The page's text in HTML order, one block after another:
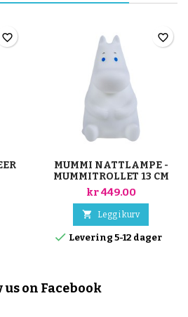
favorite_border
MUMMI NATTLAMPE -
MUMMITROLLET 13 CM
kr 449.00
 Legg i kurv
 Levering 5-12 dager
favorite_border
us on Facebook